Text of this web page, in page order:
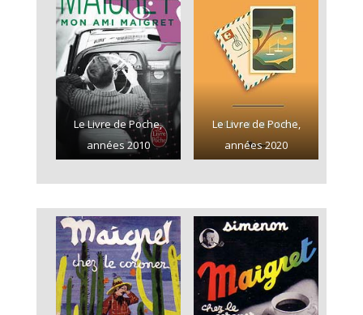
Le Livre de Poche,
années 2010
Le Livre de Poche,
années 2020